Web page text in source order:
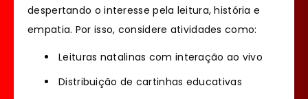
despertando o interesse pela leitura, história e
empatia. Por isso, considere atividades como:
Leituras natalinas com interação ao vivo
Distribuição de cartinhas educativas